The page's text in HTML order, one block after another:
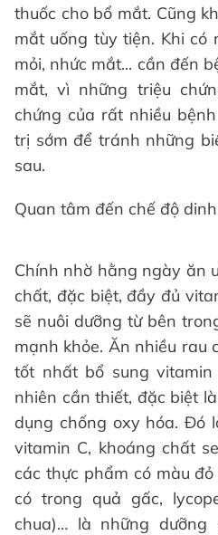
thuốc cho bổ mắt. Cũng
mắt uống tùy tiện. Khi có
mỏi, nhức mắt... cần đến
mắt, vì những triệu
chứng của rất nhiều
trị sớm để tránh những
sau.
Quan tâm đến chế độ
Chính nhờ hằng ngày ăn
chất, đặc biệt, đầy đủ
sẽ nuôi dưỡng từ bên
mạnh khỏe. Ăn nhiều rau
tốt nhất bổ sung
nhiên cần thiết, đặc biệt
dụng chống oxy hóa. Đó
vitamin C, khoáng chất
các thực phẩm có màu
có trong quả gấc,
chua)… là những